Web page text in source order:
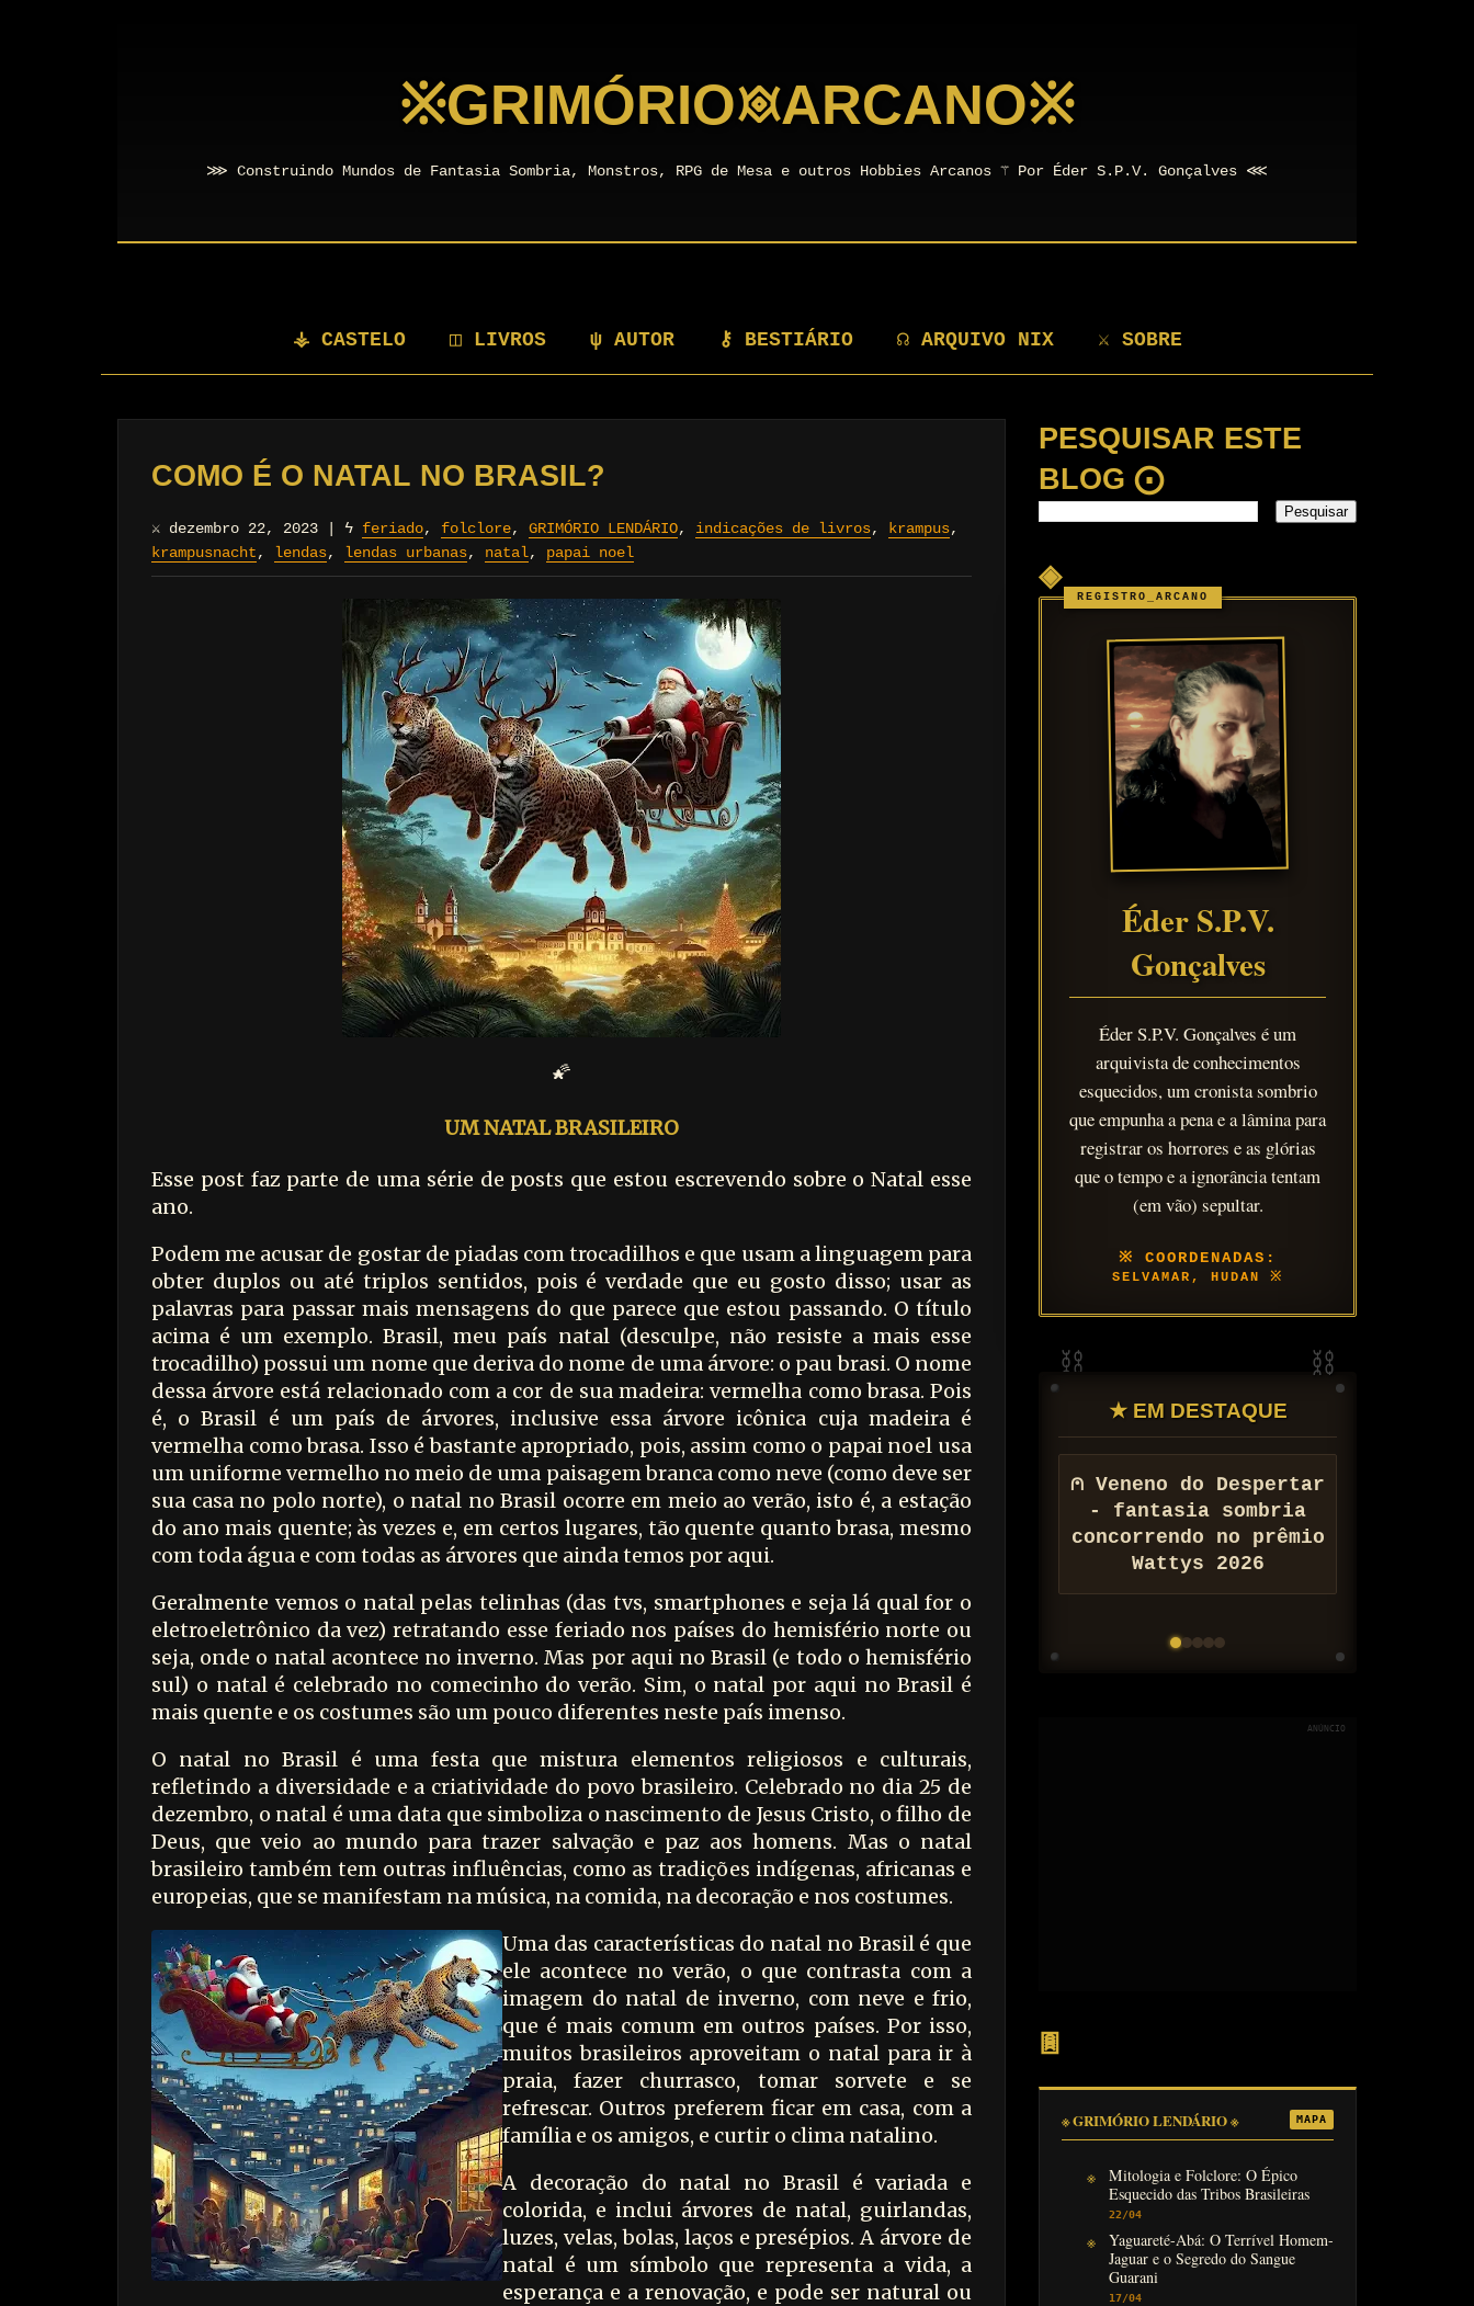
※GRIMÓRIO𖥜ARCANO※
⋙ Construindo Mundos de Fantasia Sombria, Monstros, RPG de Mesa e outros Hobbies Arcanos ⚚ Por Éder S.P.V. Gonçalves ⋘
⚶ CASTELO ◫ LIVROS ψ AUTOR ⚷ BESTIÁRIO ☊ ARQUIVO NIX ⚔ SOBRE
COMO É O NATAL NO BRASIL?
⚔ dezembro 22, 2023 ϟ feriado, folclore, GRIMÓRIO LENDÁRIO, indicações de livros, krampus,
krampusnacht, lendas, lendas urbanas, natal, papai noel
🌠
UM NATAL BRASILEIRO
Esse post faz parte de uma série de posts que estou escrevendo sobre o Natal esse
ano.
Podem me acusar de gostar de piadas com trocadilhos e que usam a linguagem para
obter duplos ou até triplos sentidos, pois é verdade que eu gosto disso; usar as
palavras para passar mais mensagens do que parece que estou passando. O título
acima é um exemplo. Brasil, meu país natal (desculpe, não resiste a mais esse
trocadilho) possui um nome que deriva do nome de uma árvore: o pau brasi. O nome
dessa árvore está relacionado com a cor de sua madeira: vermelha como brasa. Pois
é, o Brasil é um país de árvores, inclusive essa árvore icônica cuja madeira é
vermelha como brasa. Isso é bastante apropriado, pois, assim como o papai noel usa
um uniforme vermelho no meio de uma paisagem branca como neve (como deve ser
sua casa no polo norte), o natal no Brasil ocorre em meio ao verão, isto é, a estação
do ano mais quente; às vezes e, em certos lugares, tão quente quanto brasa, mesmo
com toda água e com todas as árvores que ainda temos por aqui.
Geralmente vemos o natal pelas telinhas (das tvs, smartphones e seja lá qual for o
eletroeletrônico da vez) retratando esse feriado nos países do hemisfério norte ou
seja, onde o natal acontece no inverno. Mas por aqui no Brasil (e todo o hemisfério
sul) o natal é celebrado no comecinho do verão. Sim, o natal por aqui no Brasil é
mais quente e os costumes são um pouco diferentes neste país imenso.
O natal no Brasil é uma festa que mistura elementos religiosos e culturais,
refletindo a diversidade e a criatividade do povo brasileiro. Celebrado no dia 25 de
dezembro, o natal é uma data que simboliza o nascimento de Jesus Cristo, o filho de
Deus, que veio ao mundo para trazer salvação e paz aos homens. Mas o natal
brasileiro também tem outras influências, como as tradições indígenas, africanas e
europeias, que se manifestam na música, na comida, na decoração e nos costumes.
Uma das características do natal no Brasil é que
ele acontece no verão, o que contrasta com a
imagem do natal de inverno, com neve e frio,
que é mais comum em outros países. Por isso,
muitos brasileiros aproveitam o natal para ir à
praia, fazer churrasco, tomar sorvete e se
refrescar. Outros preferem ficar em casa, com a
família e os amigos, e curtir o clima natalino.
A decoração do natal no Brasil é variada e
colorida, e inclui árvores de natal, guirlandas,
luzes, velas, bolas, laços e presépios. A árvore de
natal é um símbolo que representa a vida, a
esperança e a renovação, e pode ser natural ou
PESQUISAR ESTE
BLOG ⨀
◈
Éder S.P.V.
Gonçalves
Éder S.P.V. Gonçalves é um
arquivista de conhecimentos
esquecidos, um cronista sombrio
que empunha a pena e a lâmina para
registrar os horrores e as glórias
que o tempo e a ignorância tentam
(em vão) sepultar.
SELVAMAR, HUDAN
★ EM DESTAQUE
⚠ Conheça Zona de
Barateamento
Populacional do
Arquivo Nix
ANÚNCIO
𖣍
※ GRIMÓRIO LENDÁRIO ※ MAPA
Mitologia e Folclore: O Épico
Esquecido das Tribos Brasileiras
22/04
Yaguareté-Abá: O Terrível Homem-
Jaguar e o Segredo do Sangue
Guarani
17/04